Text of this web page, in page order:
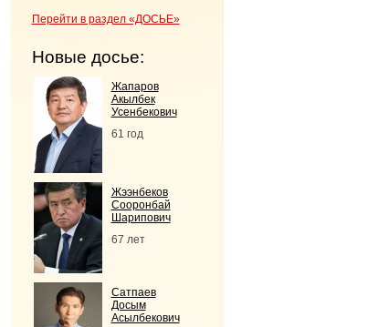
Перейти в раздел «ДОСЬЕ»
Новые досье:
Жапаров
Акылбек
Усенбекович
61 год
Жээнбеков
Сооронбай
Шарипович
67 лет
Сатпаев
Досым
Асылбекович